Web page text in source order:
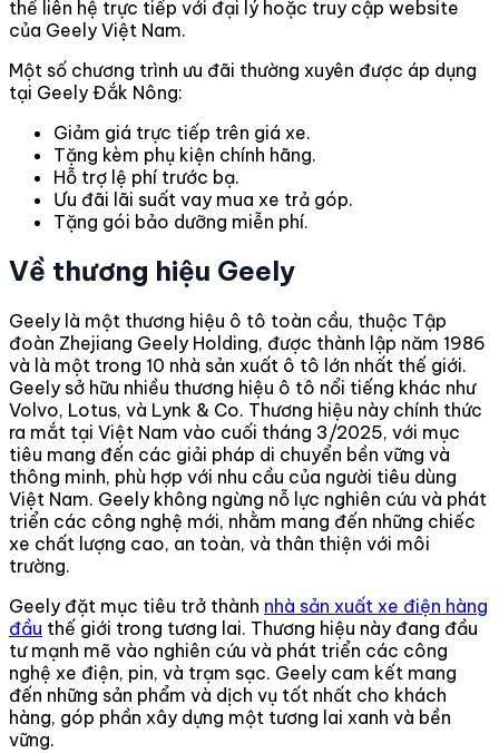
thể liên hệ trực tiếp với đại lý hoặc truy cập website
của Geely Việt Nam.
Một số chương trình ưu đãi thường xuyên được áp dụng
tại Geely Đắk Nông:
Giảm giá trực tiếp trên giá xe.
Tặng kèm phụ kiện chính hãng.
Hỗ trợ lệ phí trước bạ.
Ưu đãi lãi suất vay mua xe trả góp.
Tặng gói bảo dưỡng miễn phí.
Về thương hiệu Geely
Geely là một thương hiệu ô tô toàn cầu, thuộc Tập
đoàn Zhejiang Geely Holding, được thành lập năm 1986
và là một trong 10 nhà sản xuất ô tô lớn nhất thế giới.
Geely sở hữu nhiều thương hiệu ô tô nổi tiếng khác như
Volvo, Lotus, và Lynk & Co. Thương hiệu này chính thức
ra mắt tại Việt Nam vào cuối tháng 3/2025, với mục
tiêu mang đến các giải pháp di chuyển bền vững và
thông minh, phù hợp với nhu cầu của người tiêu dùng
Việt Nam. Geely không ngừng nỗ lực nghiên cứu và phát
triển các công nghệ mới, nhằm mang đến những chiếc
xe chất lượng cao, an toàn, và thân thiện với môi
trường.
Geely đặt mục tiêu trở thành nhà sản xuất xe điện hàng
đầu thế giới trong tương lai. Thương hiệu này đang đầu
tư mạnh mẽ vào nghiên cứu và phát triển các công
nghệ xe điện, pin, và trạm sạc. Geely cam kết mang
đến những sản phẩm và dịch vụ tốt nhất cho khách
hàng, góp phần xây dựng một tương lai xanh và bền
vững.